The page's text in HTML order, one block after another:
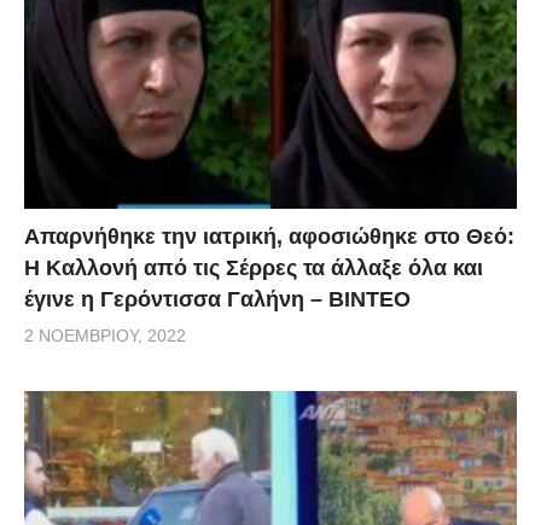
Απαρνήθηκε την ιατρική, αφοσιώθηκε στο Θεό:
Η Καλλονή από τις Σέρρες τα άλλαξε όλα και
έγινε η Γερόντισσα Γαλήνη – ΒΙΝΤΕΟ
2 ΝΟΕΜΒΡΊΟΥ, 2022